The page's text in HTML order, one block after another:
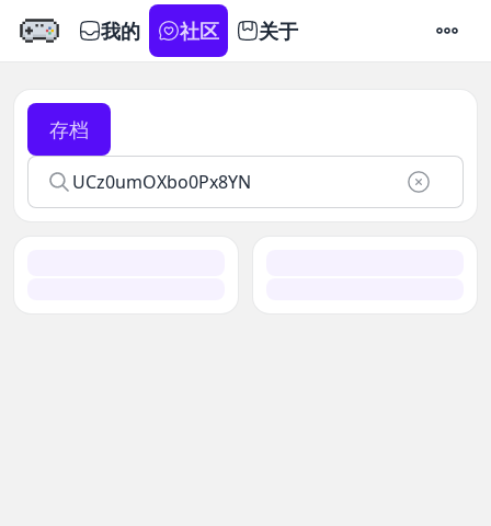
我的 社区 关于 设置
存档